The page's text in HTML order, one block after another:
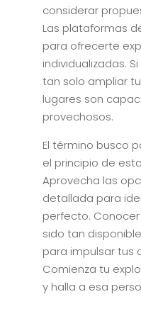
considerar
Las plataformas
para ofrecerte
individualizadas.
tan solo ampliar
lugares son
provechosos.
El término busco
el principio de
Aprovecha las
detallada para
perfecto.
sido tan
para impulsar tus
Comienza tu
y halla a esa